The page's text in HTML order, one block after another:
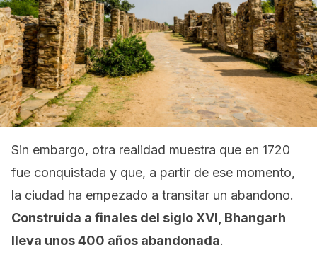
Sin embargo, otra realidad muestra que en 1720
fue conquistada y que, a partir de ese momento,
la ciudad ha empezado a transitar un abandono.
Construida a finales del siglo XVI, Bhangarh
lleva unos 400 años abandonada.